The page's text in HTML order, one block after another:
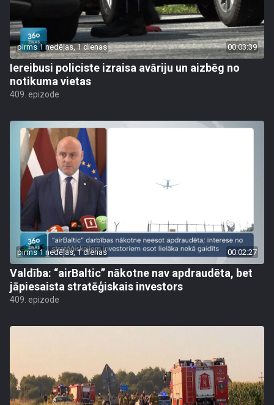
pirms 1 nedēļas, 1 dienas 00:03:39
Iereibusi policiste izraisa avāriju un aizbēg no
notikuma vietas
409. epizode
pirms 1 nedēļas, 1 dienas 00:02:27
Valdība: “airBaltic” nākotne nav apdraudēta, bet
jāpiesaista stratēģiskais investors
409. epizode